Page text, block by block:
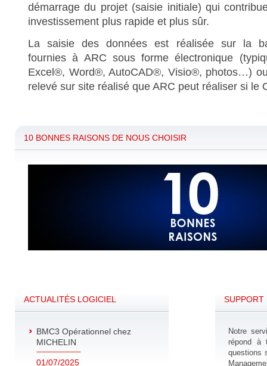
démarrage du projet (saisie initiale) qui
investissement plus rapide et plus sûr.
La saisie des données est réalisée sur la
fournies à ARC sous forme électronique
Excel®, Word®, AutoCAD®, Visio®, photos…)
relevé sur site réalisé que ARC peut réaliser si le
10 BONNES RAISONS DE NOUS CHOISIR
ACTUALITÉS LOGICIEL
BMC3 Opérationnel chez
MICHELIN
01/07/2025
SUPPORT
Notre
répond à
questions